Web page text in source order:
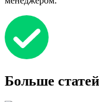
Больше статей